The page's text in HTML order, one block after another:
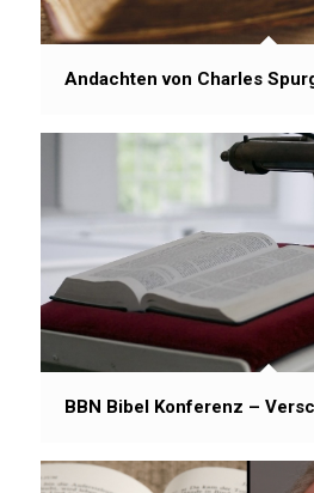
Andachten von Charles
BBN Bibel Konferenz –